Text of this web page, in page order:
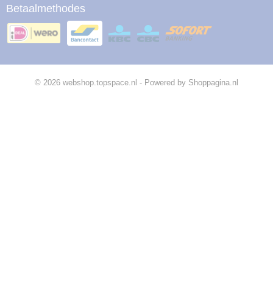
Betaalmethodes
© 2026 webshop.topspace.nl - Powered by Shoppagina.nl